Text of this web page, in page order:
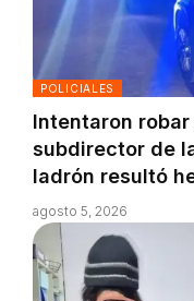
POLICIALES
Intentaron
subdirector de
ladrón resultó
agosto 5, 2026